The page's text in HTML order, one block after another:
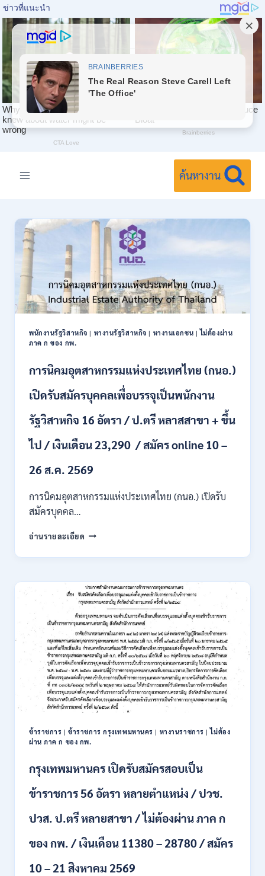
ค้นหางาน
พนักงานรัฐวิสาหกิจ | หางานรัฐวิสาหกิจ | หางานเอกชน |ไม่ต้องผ่าน
ภาค ก ของ กพ.
การนิคมอุตสาหกรรมแห่งประเทศไทย (กนอ.)
เปิดรับสมัครบุคคลเพื่อบรรจุเป็นพนักงาน
รัฐวิสาหกิจ 16 อัตรา / ป.ตรี หลาสสาขา + ขึ้น
ไป / เงินเดือน 23,290 / สมัคร online 10 –
26 ส.ค. 2569
การนิคมอุตสาหกรรมแห่งประเทศไทย (กนอ.) เปิดรับ
สมัครบุคคล…
อ่านรายละเอียด การ
อุตสาหกรรม
ประเทศไทย
(กนอ.)
เปิด
รับ
สมัคร
บุคคล
เพื่อ
บรรจุ
เป็น
พนักงาน
รัฐวิสาหกิจ
16
/
ป.ตรี
ส
+
ไป
เงิน
23,290
ข้าราชการ |ข้าราชการ กรุงเทพมหานคร | หางานราชการ |ไม่ต้อง
ผ่าน ภาค ก ของ กพ.
กรุงเทพมหานคร เปิดรับสมัครสอบเป็น
ข้าราชการ 56 อัตรา หลายตำแหน่ง / ปวช.
ปวส. ป.ตรี หลายสาขา / ไม่ต้องผ่าน ภาค ก
ของ กพ. / เงินเดือน 11380 – 28780 / สมัคร
10 – 21 สิงหาคม 2569